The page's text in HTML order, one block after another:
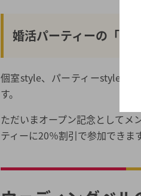
婚活パーティーの「-
個室style、パーティーstyle、
す。
ただいまオープン記念としてメ
ティーに20％割引で参加できます